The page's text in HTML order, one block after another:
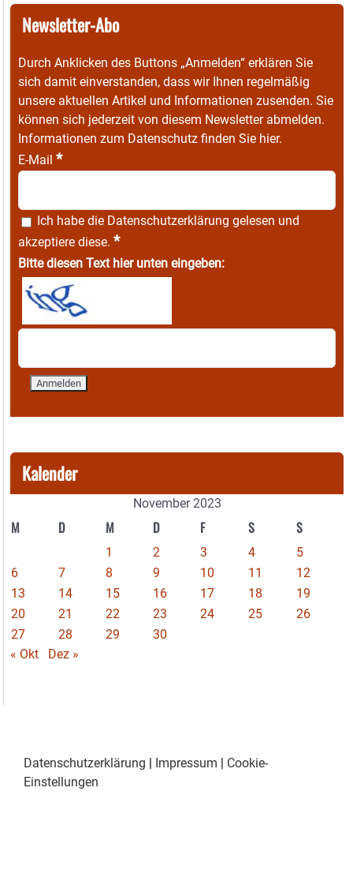
Newsletter-Abo
Durch Anklicken des Buttons „Anmelden“ erklären Sie
sich damit einverstanden, dass wir Ihnen regelmäßig
unsere aktuellen Artikel und Informationen zusenden. Sie
können sich jederzeit von diesem Newsletter abmelden.
Informationen zum Datenschutz finden Sie hier.
E-Mail *
Ich habe die Datenschutzerklärung gelesen und
akzeptiere diese. *
Bitte diesen Text hier unten eingeben:
Kalender
November 2023
M D M D F S S
1 2 3 4
5
6
7 8 9 10 11
12
13
14 15 16 17 18
19
20
21 22 23 24 25
26
27
28 29
30
« Okt
Dez »
Datenschutzerklärung Impressum
Cookie-
Einstellungen